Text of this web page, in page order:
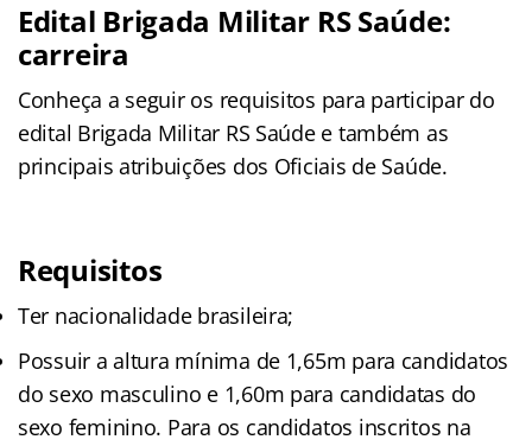
Edital Brigada Militar RS Saúde:
carreira
Conheça a seguir os requisitos para participar do
edital Brigada Militar RS Saúde e também as
principais atribuições dos Oficiais de Saúde.
Requisitos
Ter nacionalidade brasileira;
Possuir a altura mínima de 1,65m para candidatos
do sexo masculino e 1,60m para candidatas do
sexo feminino. Para os candidatos inscritos na